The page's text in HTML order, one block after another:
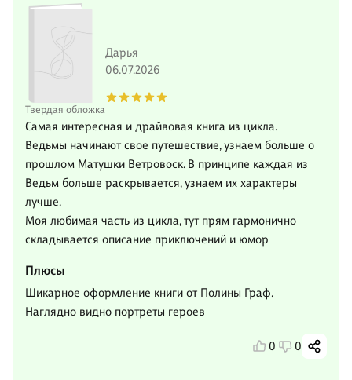
Твердая обложка
Дарья
06.07.2026
Самая интересная и драйвовая книга из цикла.
Ведьмы начинают свое путешествие, узнаем больше о
прошлом Матушки Ветровоск. В принципе каждая из
Ведьм больше раскрывается, узнаем их характеры
лучше.
Моя любимая часть из цикла, тут прям гармонично
складывается описание приключений и юмор
Плюсы
Шикарное оформление книги от Полины Граф.
Наглядно видно портреты героев
0 0